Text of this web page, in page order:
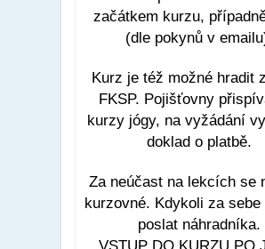
začátkem kurzu,
(dle pokynů v
Kurz je též možné hradit
FKSP. Pojišťovny
kurzy jógy, na vyžádání
doklad o platbě.
Za neúčast na lekcích se
kurzovné. Kdykoli za sebe
poslat náhradníka.